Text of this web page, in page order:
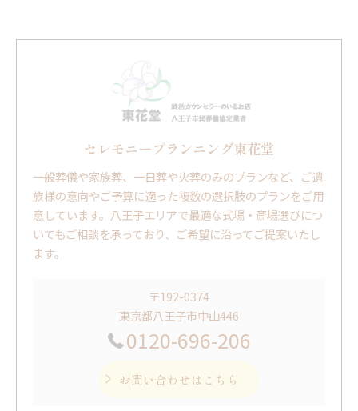
セレモニープランニング東花堂
一般葬儀や家族葬、一日葬や火葬のみのプランなど、ご遺
族様の意向やご予算に適った複数の選択肢のプランをご用
意しています。八王子エリアで最適な式場・斎場選びにつ
いてもご相談を承っており、ご希望に沿ってご提案いたし
ます。
〒192-0374
東京都八王子市中山446
0120-696-206
お問い合わせはこちら